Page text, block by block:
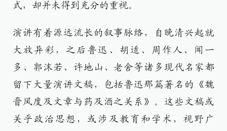
式，却并未得到充分的重视。
演讲有着源远流长的叙事脉络，自晚清兴起就
大放异彩，之后鲁迅、胡适、周作人、闻一
多、郭沫若、许地山、老舍等诸多现代名家都
留下大量演讲文稿，包括鲁迅那篇著名的《魏
晋风度及文章与药及酒之关系》。这些文稿或
关乎政治思想，或涉及教育和学术，视野广